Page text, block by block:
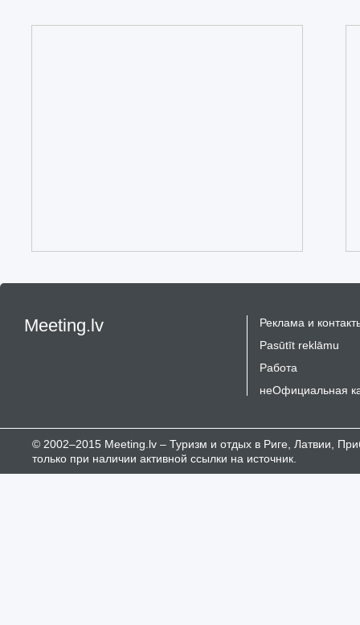
Meeting.lv
Реклама и
Pasūtīt reklāmu
Работа
неОфициальная
© 2002–2015 Meeting.lv – Туризм и отдых в Риге, Латвии,
только при наличии активной ссылки на источник.